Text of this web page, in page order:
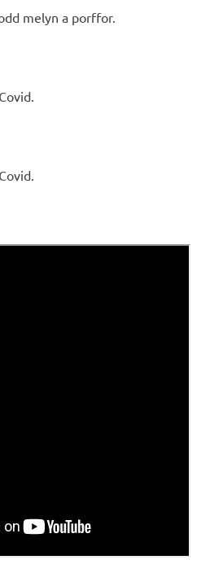
melyn a porffor.